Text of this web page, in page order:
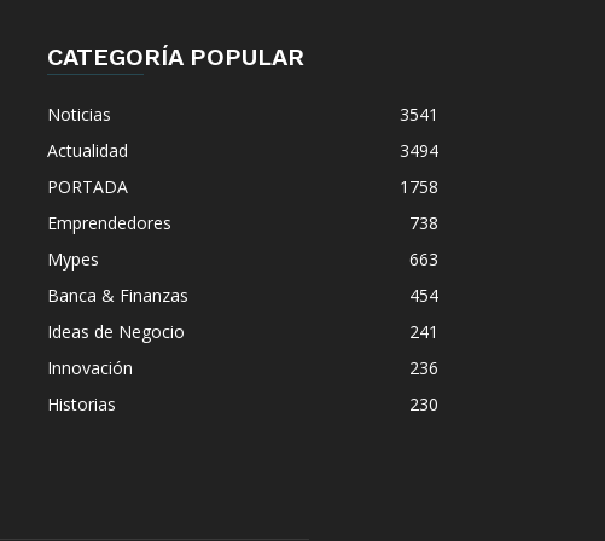
CATEGORÍA POPULAR
Noticias
3541
Actualidad
3494
PORTADA
1758
Emprendedores
738
Mypes
663
Banca & Finanzas
454
Ideas de Negocio
241
Innovación
236
Historias
230